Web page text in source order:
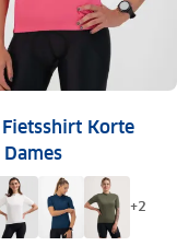
Korte
+2